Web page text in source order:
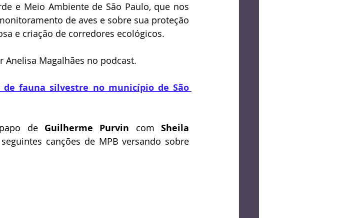
e Meio Ambiente de São Paulo, que nos
de aves e sobre sua proteção
e criação de corredores ecológicos.
Anelisa Magalhães no podcast.
fauna silvestre no município de São
de Guilherme Purvin com Sheila
canções de MPB versando sobre